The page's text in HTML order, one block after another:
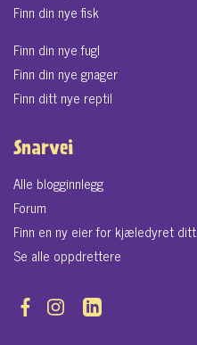
Finn din nye fisk
Finn din nye fugl
Finn din nye gnager
Finn ditt nye reptil
Snarvei
Alle blogginnlegg
Forum
Finn en ny eier for kjæledyret ditt
Se alle oppdrettere